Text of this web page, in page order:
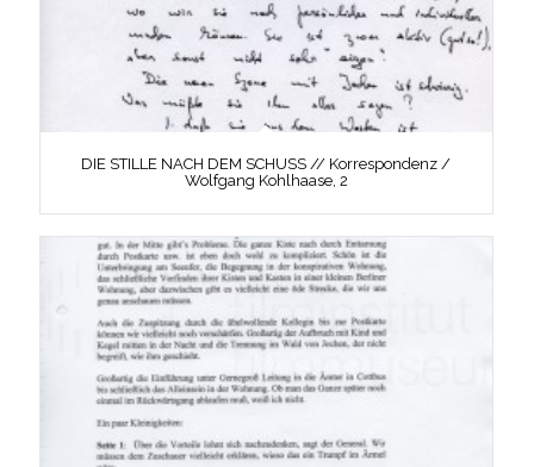
DIE STILLE NACH DEM SCHUSS // Korrespondenz /
Wolfgang Kohlhaase, 2